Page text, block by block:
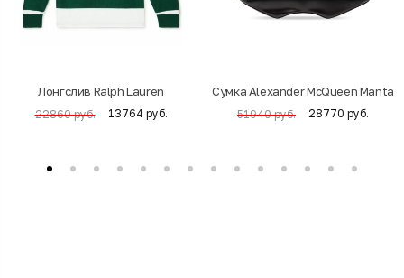
Лонгслив Ralph Lauren
22860 руб. 13764 руб.
Cумка Alexander McQueen Manta
51940 руб. 28770 руб.